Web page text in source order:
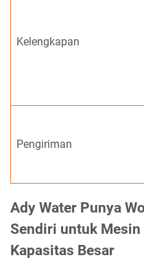
Kelengkapan
Pengiriman
Ady Water Punya
Sendiri untuk Mesin
Kapasitas Besar